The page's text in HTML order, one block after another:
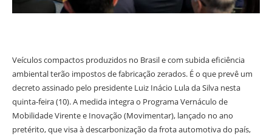
Veículos compactos produzidos no Brasil e com subida eficiência
ambiental terão impostos de fabricação zerados. É o que prevê um
decreto assinado pelo presidente Luiz Inácio Lula da Silva nesta
quinta-feira (10). A medida integra o Programa Vernáculo de
Mobilidade Virente e Inovação (Movimentar), lançado no ano
pretérito, que visa à descarbonização da frota automotiva do país,